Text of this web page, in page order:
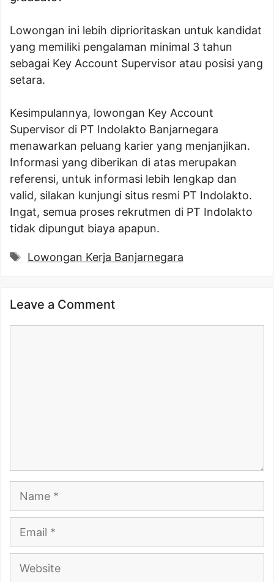
Lowongan ini lebih diprioritaskan untuk kandidat
yang memiliki pengalaman minimal 3 tahun
sebagai Key Account Supervisor atau posisi yang
setara.
Kesimpulannya, lowongan Key Account
Supervisor di PT Indolakto Banjarnegara
menawarkan peluang karier yang menjanjikan.
Informasi yang diberikan di atas merupakan
referensi, untuk informasi lebih lengkap dan
valid, silakan kunjungi situs resmi PT Indolakto.
Ingat, semua proses rekrutmen di PT Indolakto
tidak dipungut biaya apapun.
Tags
Lowongan Kerja Banjarnegara
Leave a Comment
Website